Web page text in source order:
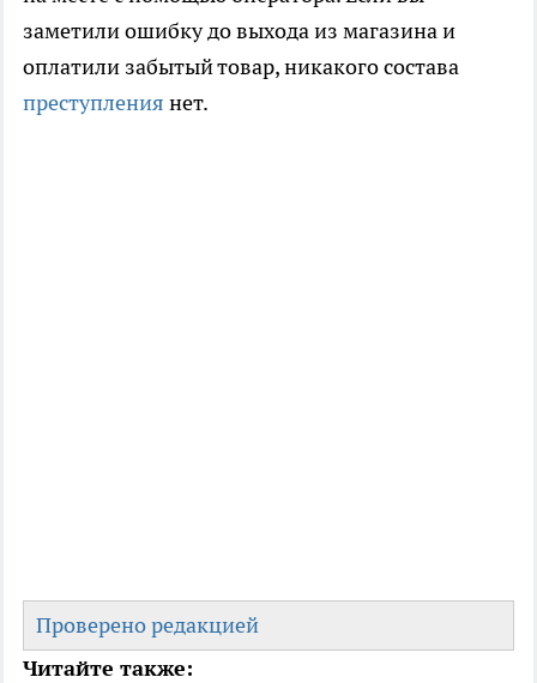
заметили ошибку до выхода из магазина и
оплатили забытый товар, никакого состава
преступления нет.
Проверено редакцией
Читайте также: